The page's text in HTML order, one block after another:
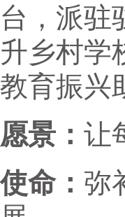
台，派驻
升乡村学
教育振兴
愿景： 让
使命： 弥